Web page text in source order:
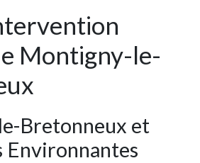
Montigny-le-
Bretonneux et
Environnantes